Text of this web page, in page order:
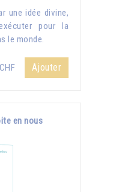
une idée divine,
pour la
le monde.
Ajouter
en nous